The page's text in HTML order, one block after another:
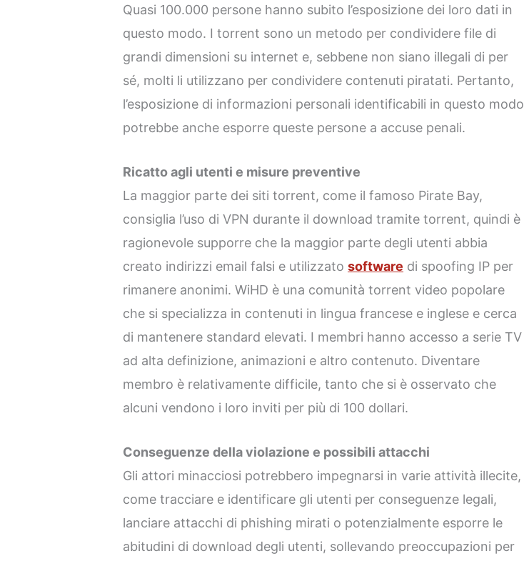
Quasi 100.000 persone hanno subito l’esposizione dei loro dati in
questo modo. I torrent sono un metodo per condividere file di
grandi dimensioni su internet e, sebbene non siano illegali di per
sé, molti li utilizzano per condividere contenuti piratati. Pertanto,
l’esposizione di informazioni personali identificabili in questo modo
potrebbe anche esporre queste persone a accuse penali.
Ricatto agli utenti e misure preventive
La maggior parte dei siti torrent, come il famoso Pirate Bay,
consiglia l’uso di VPN durante il download tramite torrent, quindi è
ragionevole supporre che la maggior parte degli utenti abbia
creato indirizzi email falsi e utilizzatosoftware di spoofing IP per
rimanere anonimi. WiHD è una comunità torrent video popolare
che si specializza in contenuti in lingua francese e inglese e cerca
di mantenere standard elevati. I membri hanno accesso a serie TV
ad alta definizione, animazioni e altro contenuto. Diventare
membro è relativamente difficile, tanto che si è osservato che
alcuni vendono i loro inviti per più di 100 dollari.
Conseguenze della violazione e possibili attacchi
Gli attori minacciosi potrebbero impegnarsi in varie attività illecite,
come tracciare e identificare gli utenti per conseguenze legali,
lanciare attacchi di phishing mirati o potenzialmente esporre le
abitudini di download degli utenti, sollevando preoccupazioni per